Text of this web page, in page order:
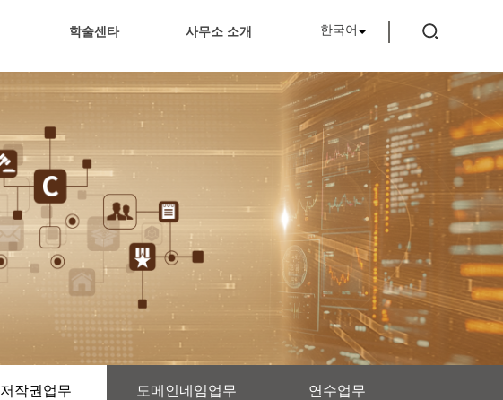
학술센타 사무소 소개 한국어
저작권업무 도메인네임업무 연수업무